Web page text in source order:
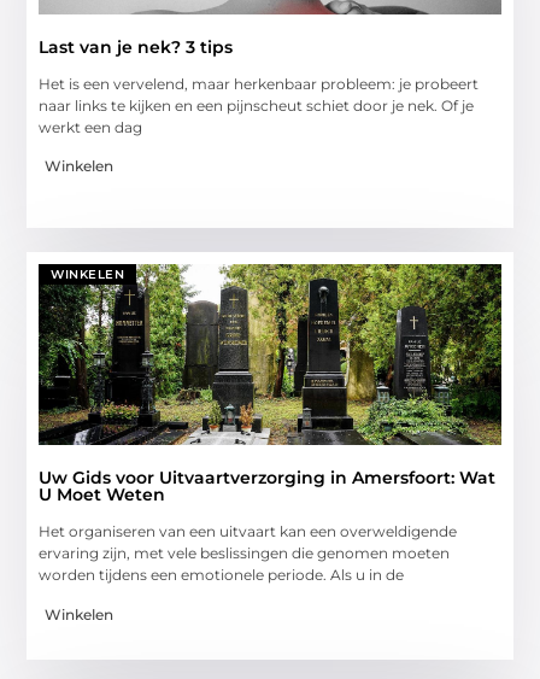
Last van je nek? 3 tips
Het is een vervelend, maar herkenbaar probleem: je probeert
naar links te kijken en een pijnscheut schiet door je nek. Of je
werkt een dag
Winkelen
WINKELEN
Uw Gids voor Uitvaartverzorging in Amersfoort: Wat
U Moet Weten
Het organiseren van een uitvaart kan een overweldigende
ervaring zijn, met vele beslissingen die genomen moeten
worden tijdens een emotionele periode. Als u in de
Winkelen